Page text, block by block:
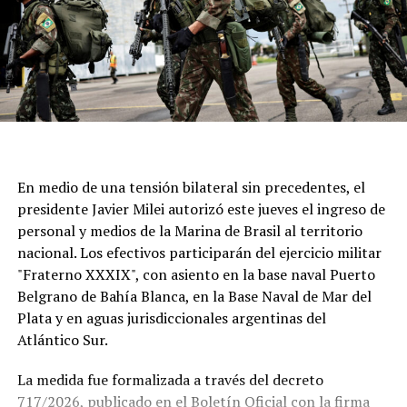
atraviesa generaciones.
En medio de una tensión bilateral sin precedentes, el
presidente Javier Milei autorizó este jueves el ingreso de
personal y medios de la Marina de Brasil al territorio
nacional. Los efectivos participarán del ejercicio militar
"Fraterno XXXIX", con asiento en la base naval Puerto
Belgrano de Bahía Blanca, en la Base Naval de Mar del
Plata y en aguas jurisdiccionales argentinas del
Atlántico Sur.
La medida fue formalizada a través del decreto
717/2026, publicado en el Boletín Oficial con la firma